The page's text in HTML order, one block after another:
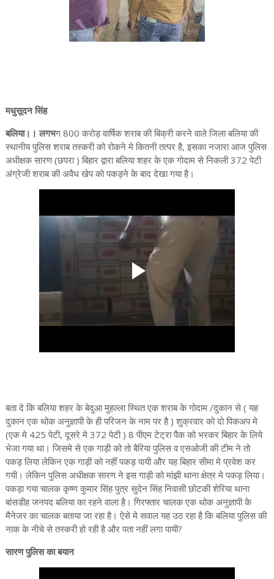
मधुसूदन सिंह
बलिया।। लगभग 800 करोड़ वार्षिक शराब की बिक्री करने वाले जिला बलिया की
स्थानीय पुलिस शराब तस्करी को रोकने मे कितनी तत्पर है, इसका नजारा आज पुलिस
अधीक्षक सारण (छपरा ) बिहार द्वारा बलिया शहर के एक गोदाम से निकली 372 पेटी
अंग्रेजी शराब की अवैध खेप को पकड़ने के बाद देखा गया है।
बता दे कि बलिया शहर के बेदुआ मुहल्ला स्थित एक शराब के गोदाम /दुकान से ( यह
दुकान एक थोक अनुज्ञापी के ही परिजन के नाम पर है ) शुक्रवार को दो पिकअप मे
(एक मे 425 पेटी, दूसरे मे 372 पेटी ) 8 पीएम टेट्रा पैक को भरकर बिहार के लिये
भेजा गया था। जिसमे से एक गाड़ी को तो बैरिया पुलिस व एसओजी की टीम ने तो
पकड़ लिया लेकिन एक गाड़ी को नहीं पकड़ पायी और यह बिहार सीमा मे प्रवेश कर
गयी। लेकिन पुलिस अधीक्षक सारण ने इस गाड़ी को मांझी थाना क्षेत्र मे पकड़ लिया।
पकड़ा गया चालक कृष्ण कुमार सिंह पुत्र सुदेन सिंह निवासी छोटकी शेरिया थाना
बांसडीह जनपद बलिया का रहने वाला है। गिरफ्तार चालक एक थोक अनुज्ञापी के
मैनेजर का चालक बताया जा रहा है। ऐसे मे सवाल यह उठ रहा है कि बलिया पुलिस की
नाक के नीचे से तस्करी हो रही है और पता नहीं लगा पायी?
सारण पुलिस का बयान